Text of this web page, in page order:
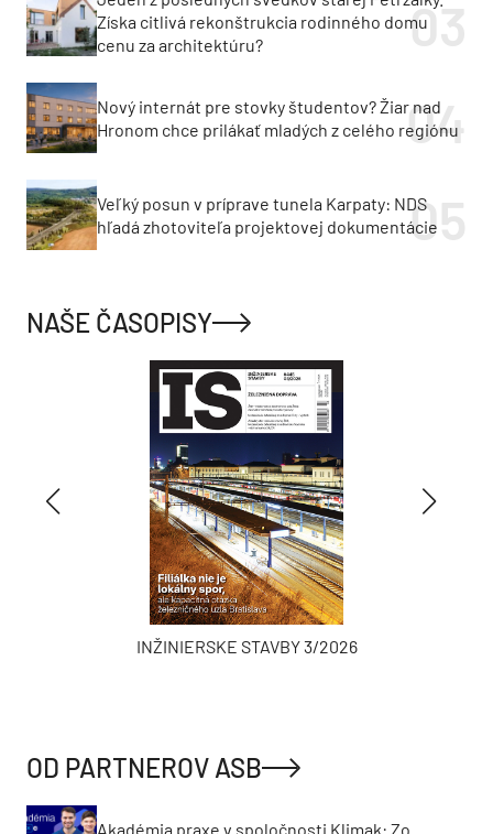
Získa citlivá rekonštrukcia rodinného domu
cenu za architektúru?
Nový internát pre stovky študentov? Žiar nad
Hronom chce prilákať mladých z celého regiónu
Veľký posun v príprave tunela Karpaty: NDS
hľadá zhotoviteľa projektovej dokumentácie
NAŠE ČASOPISY
INŽINIERSKE STAVBY 3/2026
OD PARTNEROV ASB
Akadémia praxe v spoločnosti Klimak: Zo